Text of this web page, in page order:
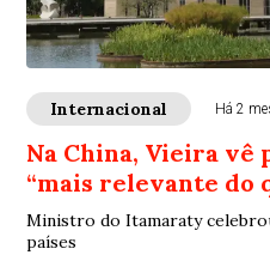
Internacional Há 2
Na China, Vieira vê
“mais relevante do
Ministro do Itamaraty
países